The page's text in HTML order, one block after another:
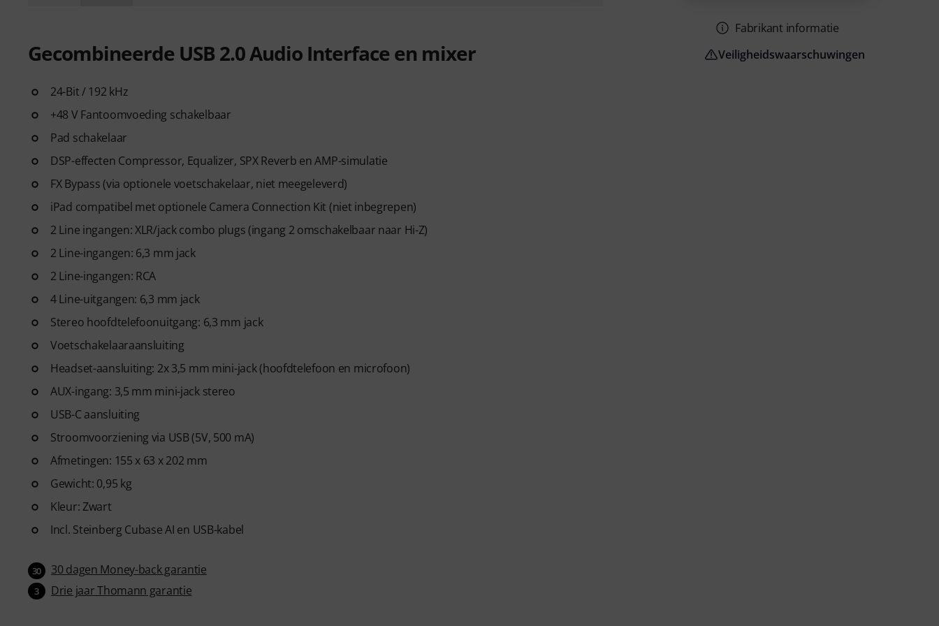
Gecombineerde USB 2.0 Audio Interface en mixer
24-Bit / 192 kHz
+48 V Fantoomvoeding schakelbaar
Pad schakelaar
DSP-effecten Compressor, Equalizer, SPX Reverb en AMP-simulatie
FX Bypass (via optionele voetschakelaar, niet meegeleverd)
iPad compatibel met optionele Camera Connection Kit (niet inbegrepen)
2 Line ingangen: XLR/jack combo plugs (ingang 2 omschakelbaar naar Hi-Z)
2 Line-ingangen: 6,3 mm jack
2 Line-ingangen: RCA
4 Line-uitgangen: 6,3 mm jack
Stereo hoofdtelefoonuitgang: 6,3 mm jack
Voetschakelaaraansluiting
Headset-aansluiting: 2x 3,5 mm mini-jack (hoofdtelefoon en microfoon)
AUX-ingang: 3,5 mm mini-jack stereo
USB-C aansluiting
Stroomvoorziening via USB (5V, 500 mA)
Afmetingen: 155 x 63 x 202 mm
Gewicht: 0,95 kg
Kleur: Zwart
Incl. Steinberg Cubase AI en USB-kabel
30 30 dagen Money-back garantie
3 Drie jaar Thomann garantie
Fabrikant informatie
Veiligheidswaarschuwingen